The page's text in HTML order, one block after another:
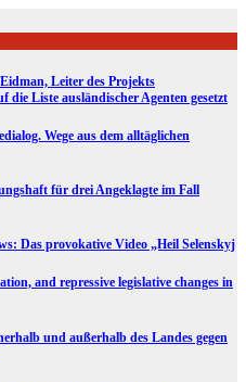
Leiter des Projekts
die Liste ausländischer Agenten gesetzt
Wege aus dem alltäglichen
für drei Angeklagte im Fall
Das provokative Video „Heil Selenskyj
and repressive legislative changes in
und außerhalb des Landes gegen